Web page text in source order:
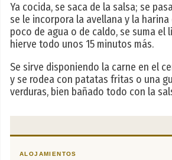
Ya cocida, se saca de la salsa; se
se le incorpora la avellana y la
poco de agua o de caldo, se suma el
hierve todo unos 15 minutos más.
Se sirve disponiendo la carne en el
y se rodea con patatas fritas o una
verduras, bien bañado todo con la